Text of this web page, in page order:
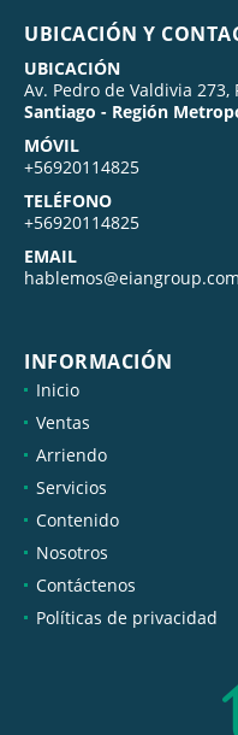
UBICACIÓN Y
UBICACIÓN
Av. Pedro de Valdivia 273,
Santiago - Región
MÓVIL
+56920114825
TELÉFONO
+56920114825
EMAIL
hablemos@eiangroup.com
INFORMACIÓN
Inicio
Ventas
Arriendo
Servicios
Contenido
Nosotros
Contáctenos
Políticas de privacidad